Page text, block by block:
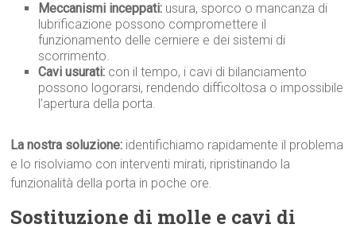
Meccanismi inceppati: usura, sporco o mancanza di
lubrificazione possono compromettere il
funzionamento delle cerniere e dei sistemi di
scorrimento.
Cavi usurati: con il tempo, i cavi di bilanciamento
possono logorarsi, rendendo difficoltosa o impossibile
l’apertura della porta.
La nostra soluzione: identifichiamo rapidamente il problema
e lo risolviamo con interventi mirati, ripristinando la
funzionalità della porta in poche ore.
Sostituzione di molle e cavi di